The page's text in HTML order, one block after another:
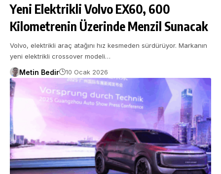
Yeni Elektrikli Volvo EX60, 600
Kilometrenin Üzerinde Menzil Sunacak
Volvo, elektrikli araç atağını hız kesmeden sürdürüyor. Markanın
yeni elektrikli crossover modeli…
Metin Bedir 10 Ocak 2026